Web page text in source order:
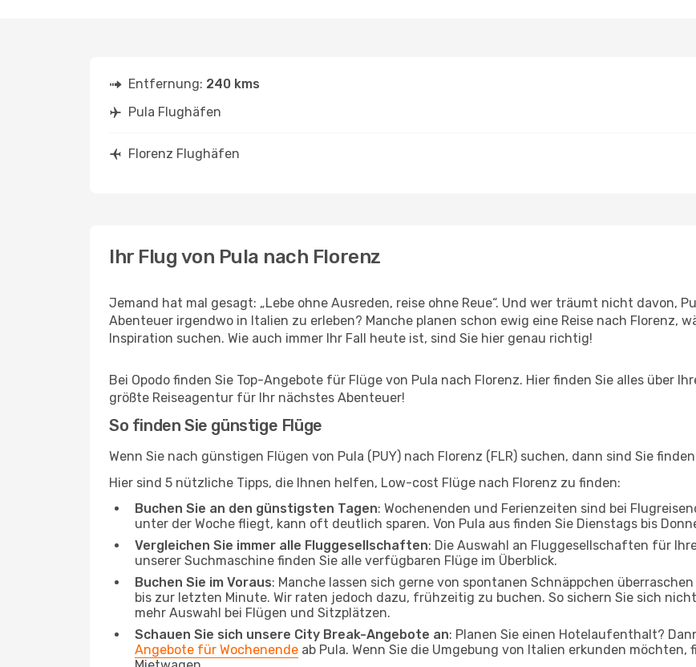
Entfernung: 240 kms
Pula Flughäfen
Florenz Flughäfen
Ihr Flug von Pula nach Florenz
Jemand hat mal gesagt: „Lebe ohne Ausreden, reise ohne Reue“. Und wer träumt nicht davon,
Abenteuer irgendwo in Italien zu erleben? Manche planen schon ewig eine Reise nach Florenz,
Inspiration suchen. Wie auch immer Ihr Fall heute ist, sind Sie hier genau richtig!
Bei Opodo finden Sie Top-Angebote für Flüge von Pula nach Florenz. Hier finden Sie alles über
größte Reiseagentur für Ihr nächstes Abenteuer!
So finden Sie günstige Flüge
Wenn Sie nach günstigen Flügen von Pula (PUY) nach Florenz (FLR) suchen, dann sind Sie
Hier sind 5 nützliche Tipps, die Ihnen helfen, Low-cost Flüge nach Florenz zu finden:
Buchen Sie an den günstigsten Tagen: Wochenenden und Ferienzeiten sind bei
unter der Woche fliegt, kann oft deutlich sparen. Von Pula aus finden Sie Dienstags bis
Vergleichen Sie immer alle Fluggesellschaften: Die Auswahl an Fluggesellschaften für
unserer Suchmaschine finden Sie alle verfügbaren Flüge im Überblick.
Buchen Sie im Voraus: Manche lassen sich gerne von spontanen Schnäppchen
bis zur letzten Minute. Wir raten jedoch dazu, frühzeitig zu buchen. So sichern Sie sich
mehr Auswahl bei Flügen und Sitzplätzen.
Schauen Sie sich unsere City Break-Angebote an: Planen Sie einen Hotelaufenthalt?
Angebote für Wochenende ab Pula. Wenn Sie die Umgebung von Italien erkunden möchten,